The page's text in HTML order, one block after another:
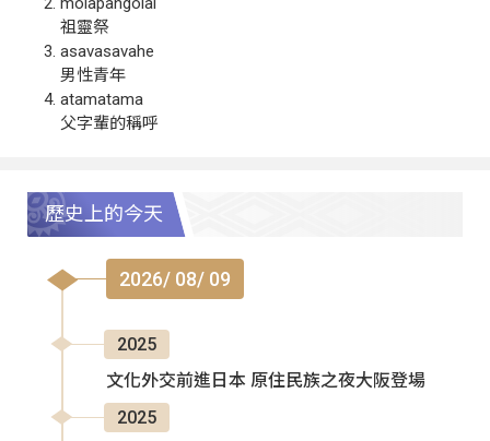
祖靈祭
asavasavahe
男性青年
atamatama
父字輩的稱呼
歷史上的今天
2026/ 08/ 09
2025
文化外交前進日本 原住民族之夜大阪登場
2025